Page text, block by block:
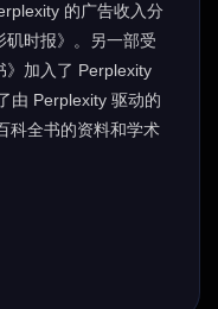
的广告收入分
矶时报》。另一部受
》加入了 Perplexity
由 Perplexity 驱动的
科全书的资料和学术